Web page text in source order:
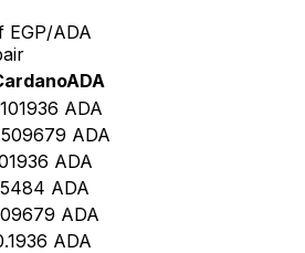
EGP/ADA
ADA
ADA
ADA
ADA
ADA
ADA
ADA